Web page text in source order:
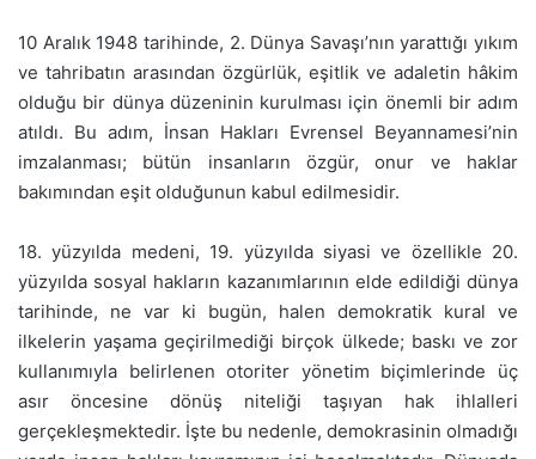
10 Aralık 1948 tarihinde, 2. Dünya Savaşı’nın yarattığı yıkım
ve tahribatın arasından özgürlük, eşitlik ve adaletin hâkim
olduğu bir dünya düzeninin kurulması için önemli bir adım
atıldı. Bu adım, İnsan Hakları Evrensel Beyannamesi’nin
imzalanması; bütün insanların özgür, onur ve haklar
bakımından eşit olduğunun kabul edilmesidir.
18. yüzyılda medeni, 19. yüzyılda siyasi ve özellikle 20.
yüzyılda sosyal hakların kazanımlarının elde edildiği dünya
tarihinde, ne var ki bugün, halen demokratik kural ve
ilkelerin yaşama geçirilmediği birçok ülkede; baskı ve zor
kullanımıyla belirlenen otoriter yönetim biçimlerinde üç
asır öncesine dönüş niteliği taşıyan hak ihlalleri
gerçekleşmektedir. İşte bu nedenle, demokrasinin olmadığı